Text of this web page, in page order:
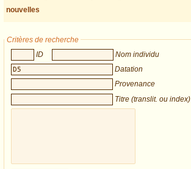
nouvelles
Critères de recherche
ID
Nom individu
Datation
Provenance
Titre (translit. ou index)